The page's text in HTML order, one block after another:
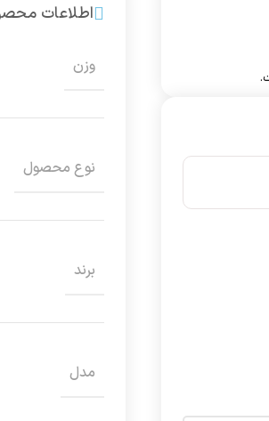
اطلاعات
وزن
نوع محصول
برند
مدل